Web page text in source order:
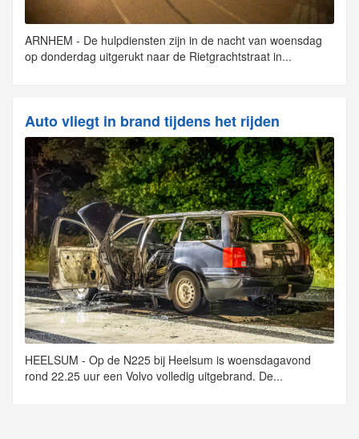
ARNHEM - De hulpdiensten zijn in de nacht van woensdag
op donderdag uitgerukt naar de Rietgrachtstraat in...
Auto vliegt in brand tijdens het rijden
HEELSUM - Op de N225 bij Heelsum is woensdagavond
rond 22.25 uur een Volvo volledig uitgebrand. De...